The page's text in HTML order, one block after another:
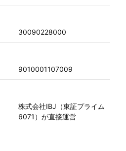
30090228000
9010001107009
株式会社IBJ（東証プライム
6071）が直接運営